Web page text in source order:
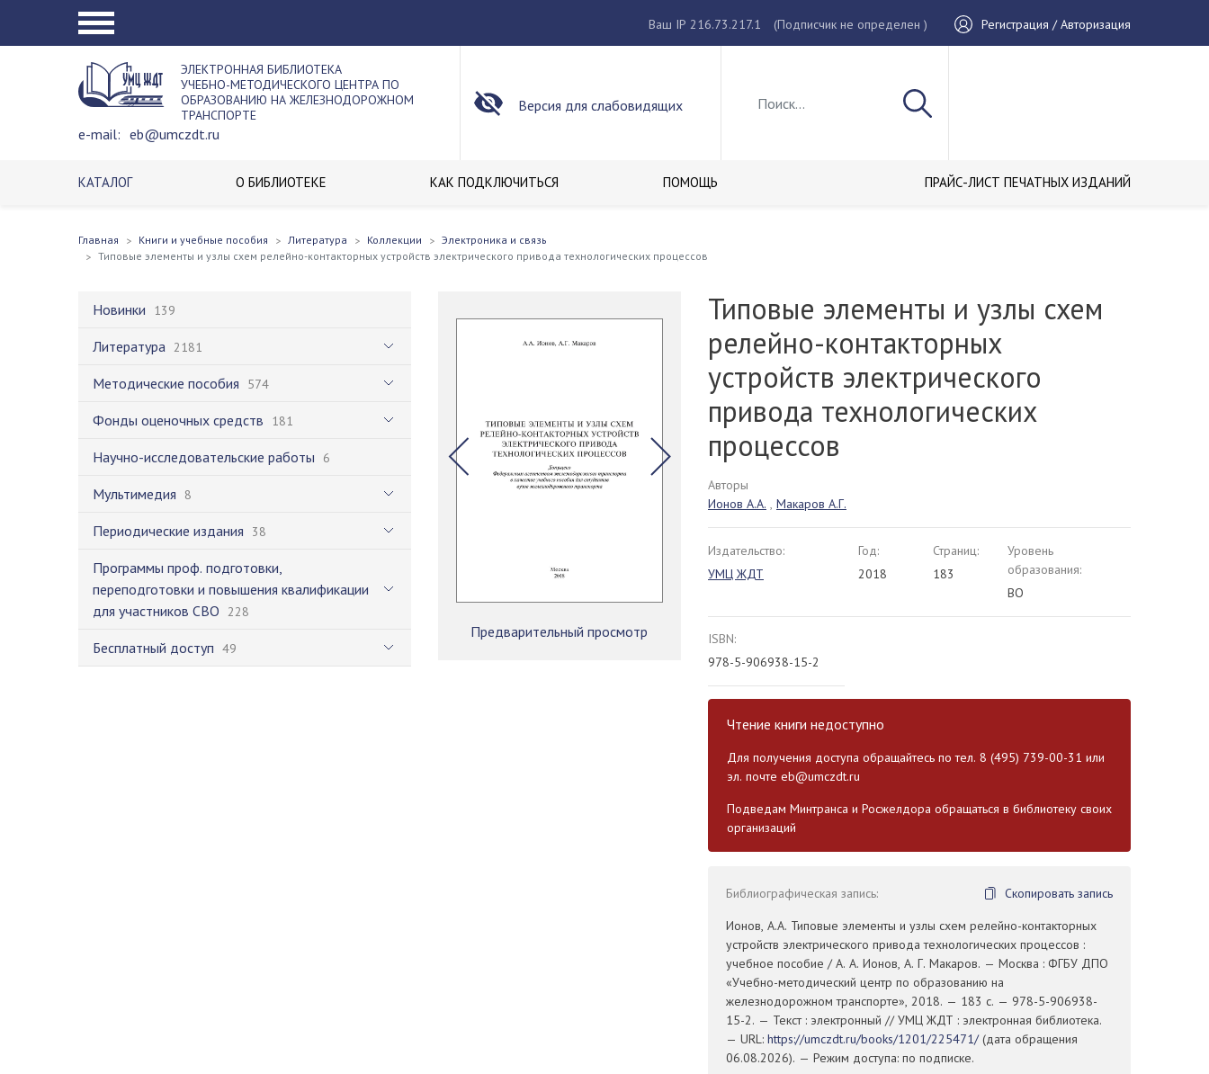
Ваш IP 216.73.217.1 (Подписчик не определен ) Регистрация / Авторизация
ЭЛЕКТРОННАЯ БИБЛИОТЕКА
УЧЕБНО-МЕТОДИЧЕСКОГО ЦЕНТРА ПО
ОБРАЗОВАНИЮ НА ЖЕЛЕЗНОДОРОЖНОМ
ТРАНСПОРТЕ
e-mail: eb@umczdt.ru
Версия для слабовидящих
КАТАЛОГ О БИБЛИОТЕКЕ КАК ПОДКЛЮЧИТЬСЯ ПОМОЩЬ ПРАЙС-ЛИСТ ПЕЧАТНЫХ ИЗДАНИЙ
Главная Книги и учебные пособия Литература Коллекции
Электроника и связь
Типовые элементы и узлы схем релейно-контакторных устройств электрического привода технологических процессов
Новинки 139
Литература 2181
Методические пособия 574
Фонды оценочных средств 181
Научно-исследовательские работы 6
Мультимедия 8
Периодические издания 38
Программы проф. подготовки,
переподготовки и повышения квалификации
для участников СВО 228
Бесплатный доступ 49
Предварительный просмотр
Типовые элементы и узлы схем
релейно-контакторных
устройств электрического
привода технологических
процессов
Авторы
Ионов А.А. , Макаров А.Г.
Издательство:
УМЦ ЖДТ
Год:
2018
Страниц:
183
Уровень
образования:
ВО
ISBN:
978-5-906938-15-2
Чтение книги недоступно
Для получения доступа обращайтесь по тел. 8 (495) 739-00-31 или
эл. почте eb@umczdt.ru
Подведам Минтранса и Росжелдора обращаться в библиотеку своих
организаций
Библиографическая запись:
Скопировать запись
Ионов, А.А. Типовые элементы и узлы схем релейно-контакторных
устройств электрического привода технологических процессов :
учебное пособие / А. А. Ионов, А. Г. Макаров. — Москва : ФГБУ ДПО
«Учебно-методический центр по образованию на
железнодорожном транспорте», 2018. — 183 с. — 978-5-906938-
15-2. — Текст : электронный // УМЦ ЖДТ : электронная библиотека.
— URL: https://umczdt.ru/books/1201/225471/(дата обращения
06.08.2026). — Режим доступа: по подписке.